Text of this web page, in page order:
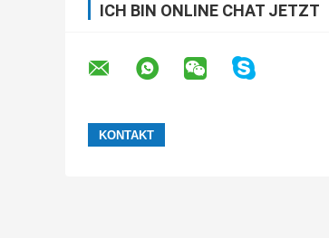
ICH BIN ONLINE CHAT JETZT